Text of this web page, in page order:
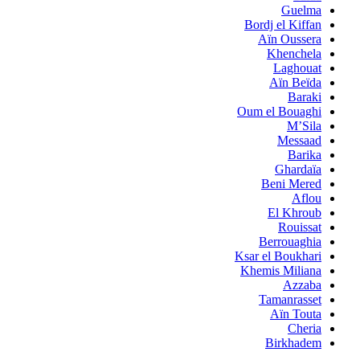
Guelma
Bordj el Kiffan
Aïn Oussera
Khenchela
Laghouat
Aïn Beïda
Baraki
Oum el Bouaghi
M’Sila
Messaad
Barika
Ghardaïa
Beni Mered
Aflou
El Khroub
Rouissat
Berrouaghia
Ksar el Boukhari
Khemis Miliana
Azzaba
Tamanrasset
Aïn Touta
Cheria
Birkhadem